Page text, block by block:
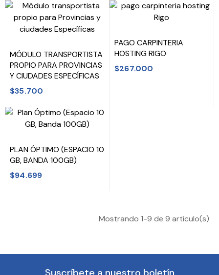
MÓDULO TRANSPORTISTA
PROPIO PARA PROVINCIAS
Y CIUDADES ESPECÍFICAS
$35.700
PAGO CARPINTERIA
HOSTING RIGO
$267.000
PLAN ÓPTIMO (ESPACIO 10
GB, BANDA 100GB)
$94.699
Mostrando 1-9 de 9 artículo(s)